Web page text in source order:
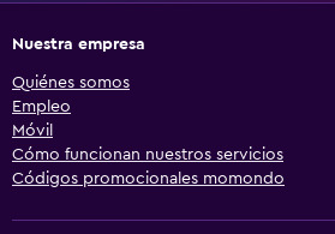
Nuestra empresa
Quiénes somos
Empleo
Móvil
Cómo funcionan nuestros servicios
Códigos promocionales momondo